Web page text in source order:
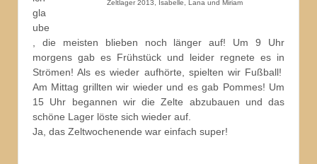
Zeltlager 2013, Isabelle, Lana und Miriam
gla
ube
, die meisten blieben noch länger auf! Um 9 Uhr
morgens gab es Frühstück und leider regnete es in
Strömen! Als es wieder aufhörte, spielten wir Fußball!
Am Mittag grillten wir wieder und es gab Pommes! Um
15 Uhr begannen wir die Zelte abzubauen und das
schöne Lager löste sich wieder auf.
Ja, das Zeltwochenende war einfach super!